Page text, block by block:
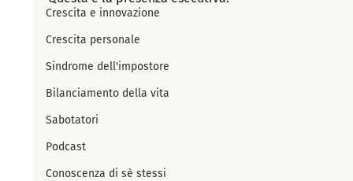
Crescita e innovazione
Crescita personale
Sindrome dell'impostore
Bilanciamento della vita
Sabotatori
Podcast
Conoscenza di sè stessi